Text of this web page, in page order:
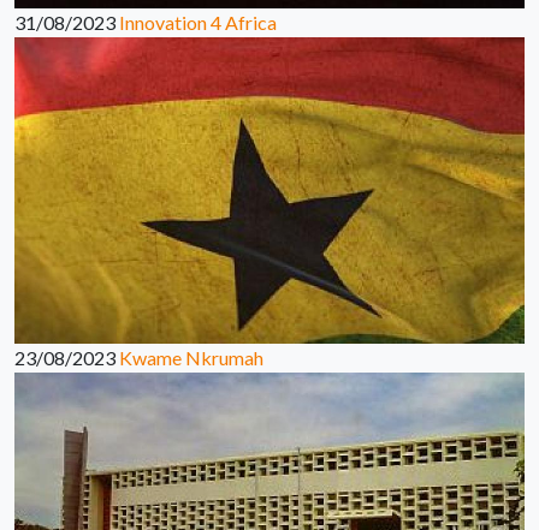
31/08/2023 Innovation 4 Africa
23/08/2023 Kwame Nkrumah